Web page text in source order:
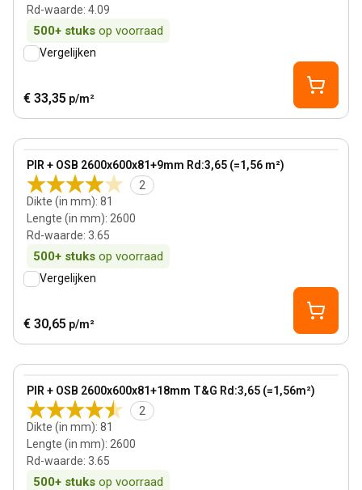
Rd-waarde: 4.09
500+ stuks op voorraad
Vergelijken
€ 33,35 p/m²
Bestseller
PIR + OSB 2600x600x81+9mm Rd:3,65 (=1,56 m²)
2
Dikte (in mm): 81
Lengte (in mm): 2600
Rd-waarde: 3.65
500+ stuks op voorraad
View product
Vergelijken
€ 30,65 p/m²
PIR + OSB 2600x600x81+18mm T&G Rd:3,65 (=1,56m²)
2
Dikte (in mm): 81
Lengte (in mm): 2600
Rd-waarde: 3.65
500+ stuks op voorraad
View product